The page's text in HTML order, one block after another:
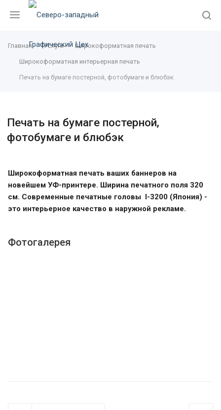
Главная Услуги Широкоформатная печать
Широкоформатная интерьерная печать
Печать на бумаге постерной, фотобумаге и блюбэк
Печать на бумаге постерной,
фотобумаге и блюбэк
Широкоформатная печать ваших баннеров на
новейшем УФ-принтере. Ширина печатного поля 320
см. Современные печатные головы I-3200 (Япония) -
это интерьерное качество в наружной рекламе.
Фотогалерея